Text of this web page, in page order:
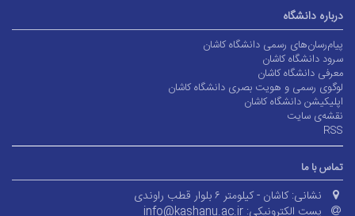
دانشگاه
رسمی دانشگاه کاشان
دانشگاه کاشان
دانشگاه کاشان
رسمی و هویت بصری دانشگاه کاشان
دانشگاه کاشان
سایت
با ما
نشانی:کاشان - کیلومتر ۶ بلوار قطب راوندی
پست الکترونیکی:info@kashanu.ac.ir